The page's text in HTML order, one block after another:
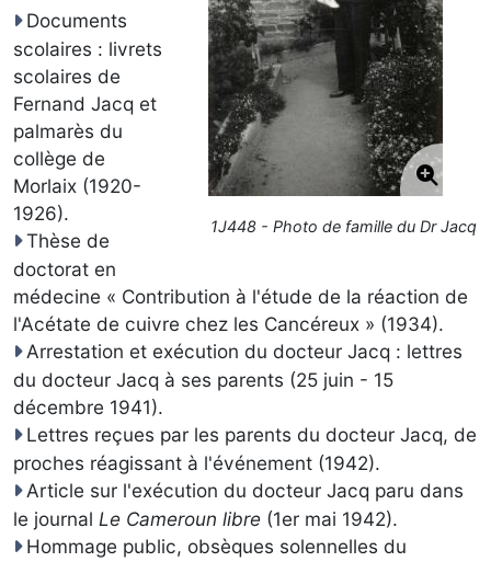
1J448 - Photo de famille du Dr Jacq
Documents
scolaires : livrets
scolaires de
Fernand Jacq et
palmarès du
collège de
Morlaix (1920-
1926).
Thèse de
doctorat en
médecine « Contribution à l'étude de la réaction de
l'Acétate de cuivre chez les Cancéreux » (1934).
Arrestation et exécution du docteur Jacq : lettres
du docteur Jacq à ses parents (25 juin - 15
décembre 1941).
Lettres reçues par les parents du docteur Jacq, de
proches réagissant à l'événement (1942).
Article sur l'exécution du docteur Jacq paru dans
le journal Le Cameroun libre (1er mai 1942).
Hommage public, obsèques solennelles du